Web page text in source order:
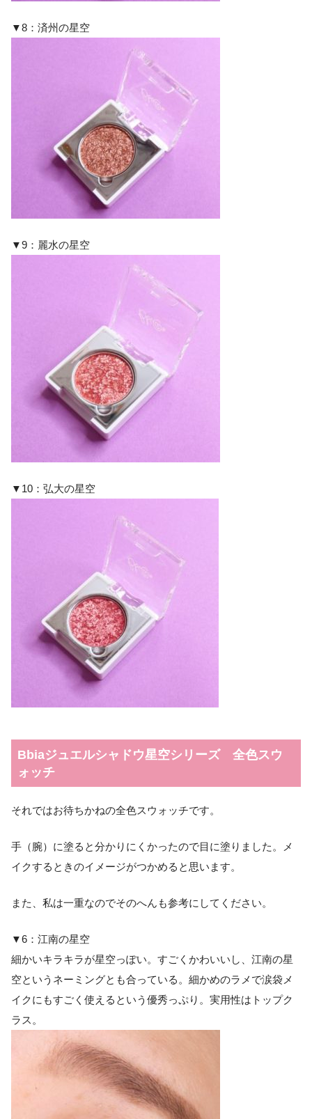
▼8：済州の星空
▼9：麗水の星空
▼10：弘大の星空
Bbiaジュエルシャドウ星空シリーズ 全色スウ
ォッチ
それではお待ちかねの全色スウォッチです。
手（腕）に塗ると分かりにくかったので目に塗りました。メ
イクするときのイメージがつかめると思います。
また、私は一重なのでそのへんも参考にしてください。
▼6：江南の星空
細かいキラキラが星空っぽい。すごくかわいいし、江南の星
空というネーミングとも合っている。細かめのラメで涙袋メ
イクにもすごく使えるという優秀っぷり。実用性はトップク
ラス。